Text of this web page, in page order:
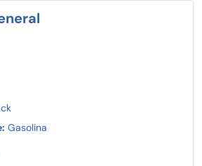
Gasolina